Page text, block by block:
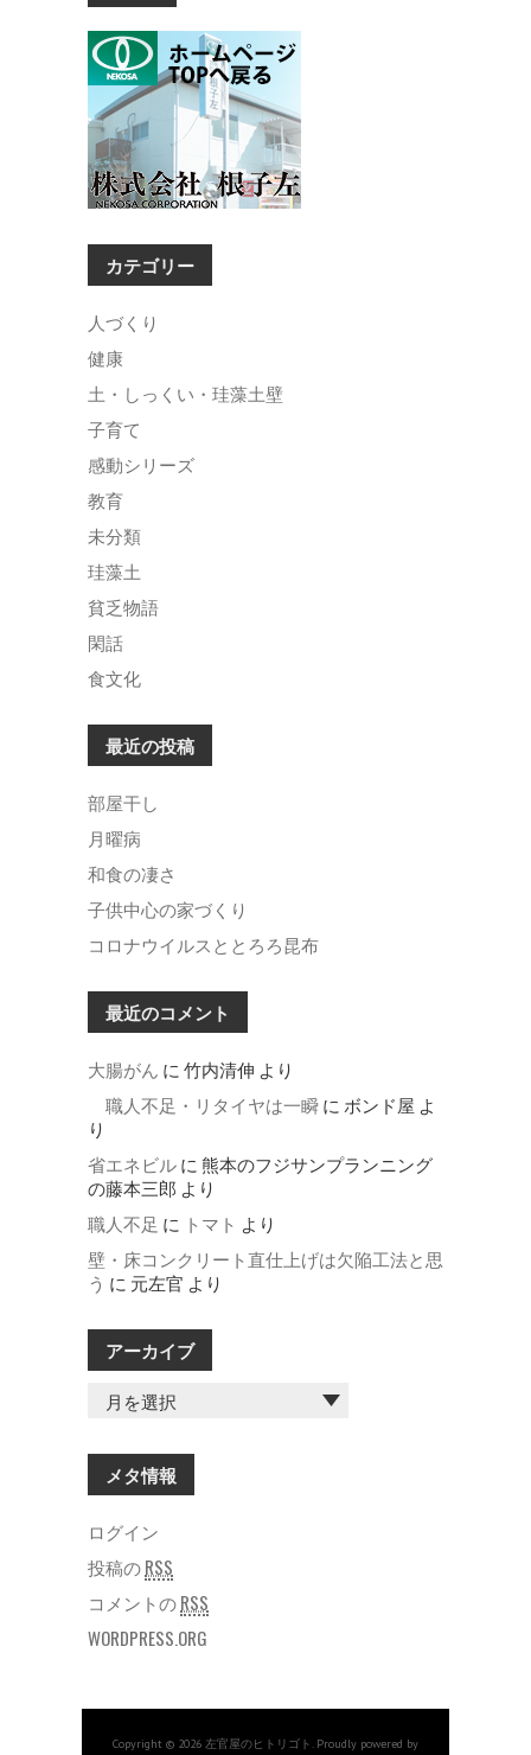
カテゴリー
人づくり
健康
土・しっくい・珪藻土壁
子育て
感動シリーズ
教育
未分類
珪藻土
貧乏物語
閑話
食文化
最近の投稿
部屋干し
月曜病
和食の凄さ
子供中心の家づくり
コロナウイルスととろろ昆布
最近のコメント
大腸がん に 竹内清伸 より
職人不足・リタイヤは一瞬に ボンド屋 よ
り
省エネビルに 熊本のフジサンプランニング
の藤本三郎 より
職人不足 に トマト より
壁・床コンクリート直仕上げは欠陥工法と思
う に 元左官 より
アーカイブ
ア
ー
ブ
メタ情報
ログイン
投稿のRSS
コメントのRSS
WORDPRESS.ORG
Copyright © 2026 左官屋のヒトリゴト. Proudly powered by